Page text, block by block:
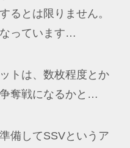
るとは限りません。
っています…
トは、数枚程度とか
奪戦になるかと…
備してSSVというア